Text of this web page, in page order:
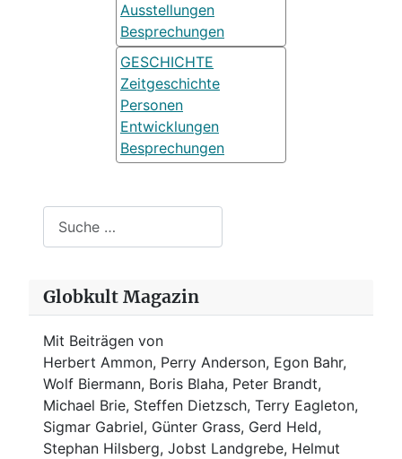
Ausstellungen
Besprechungen
GESCHICHTE
Zeitgeschichte
Personen
Entwicklungen
Besprechungen
Globkult Magazin
Mit Beiträgen von
Herbert Ammon, Perry Anderson, Egon Bahr,
Wolf Biermann, Boris Blaha, Peter Brandt,
Michael Brie, Steffen Dietzsch, Terry Eagleton,
Sigmar Gabriel, Günter Grass, Gerd Held,
Stephan Hilsberg, Jobst Landgrebe, Helmut